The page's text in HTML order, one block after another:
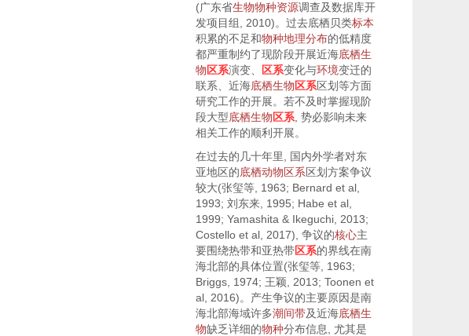
(广东省生物物种资源调查及数据库开
发项目组, 2010)。过去底栖贝类标本
积累的不足和物种地理分布的低精度
都严重制约了现阶段开展近海底栖生
物区系演变、 区系变化与环境变迁的
联系、近海底栖生物区系区划等方面
研究工作的开展。若不及时掌握现阶
段大型底栖生物区系, 势必影响未来
相关工作的顺利开展。
在过去的几十年里, 国内外学者对东
亚地区的底栖动物区系区划方案争议
较大(张玺等, 1963; Bernard et al,
1993; 刘东来, 1995; Habe et al,
1999; Yamashita & Ikeguchi, 2013;
Costello et al, 2017), 争议的核心主
要围绕热带和亚热带区系的界线在南
海北部的具体位置(张玺等, 1963;
Briggs, 1974; 王颖, 2013; Toonen et
al, 2016)。产生争议的主要原因是南
海北部海域许多潮间带及近海底栖生
物缺乏详细的物种分布信息, 尤其是